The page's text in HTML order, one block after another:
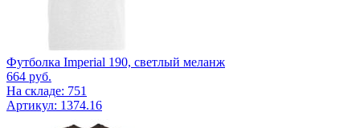
Футболка Imperial 190, светлый меланж
664 руб.
На складе: 751
Артикул: 1374.16